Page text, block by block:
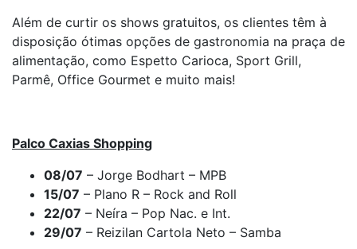
Além de curtir os shows gratuitos, os clientes têm à
disposição ótimas opções de gastronomia na praça de
alimentação, como Espetto Carioca, Sport Grill,
Parmê, Office Gourmet e muito mais!
Palco Caxias Shopping
08/07 – Jorge Bodhart – MPB
15/07 – Plano R – Rock and Roll
22/07 – Neíra – Pop Nac. e Int.
29/07 – Reizilan Cartola Neto – Samba